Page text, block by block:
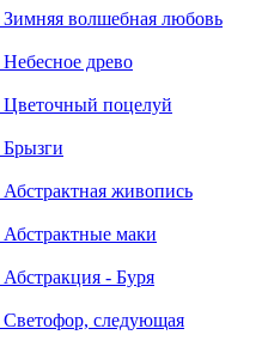
Зимняя волшебная любовь
Небесное древо
Цветочный поцелуй
Брызги
Абстрактная живопись
Абстрактные маки
Абстракция - Буря
Светофор, следующая